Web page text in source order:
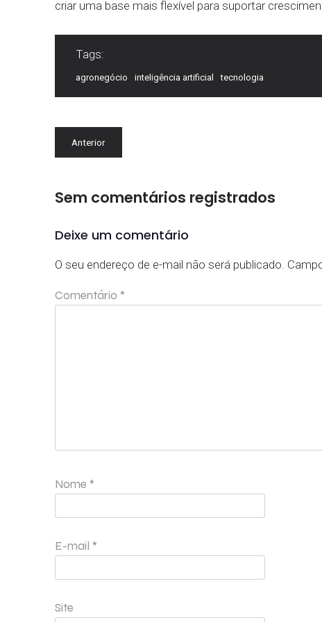
criar uma base mais flexível para suportar
Tags:
agronegócio inteligência artificial tecnologia
Anterior
Sem comentários registrados
Deixe um comentário
O seu endereço de e-mail não será publicado.
Comentário *
Nome *
E-mail *
Site